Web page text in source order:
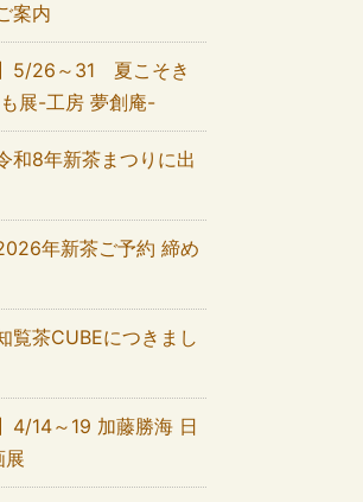
案内
】5/26～31 夏こそき
展-工房 夢創庵-
和8年新茶まつりに出
年新茶ご予約 締め
覧茶CUBEにつきまし
4/14～19 加藤勝海 日
展